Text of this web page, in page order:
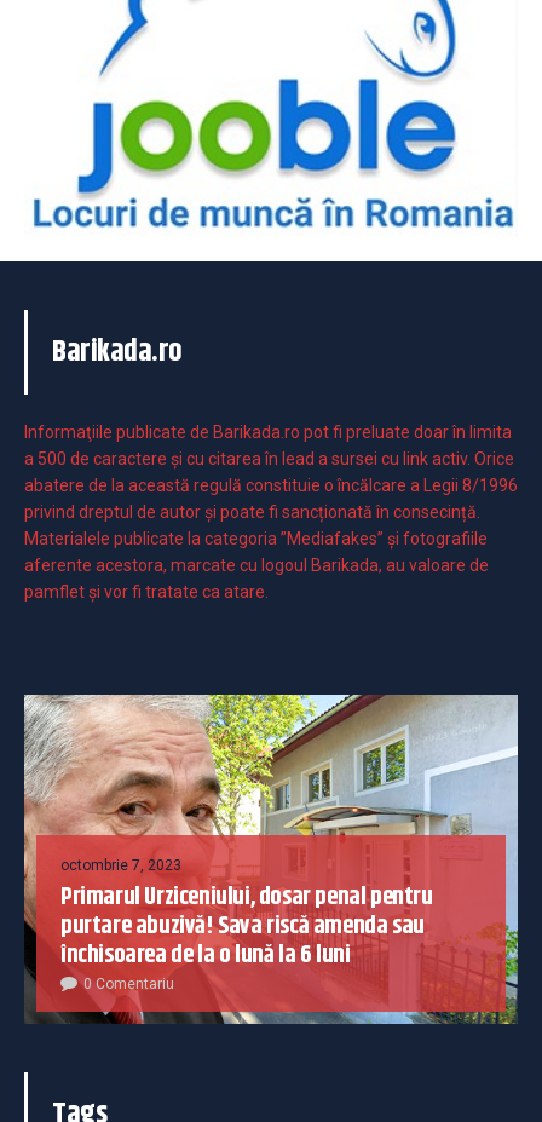
Barikada.ro
Informaţiile publicate de Barikada.ro pot fi preluate doar în limita
a 500 de caractere şi cu citarea în lead a sursei cu link activ. Orice
abatere de la această regulă constituie o încălcare a Legii 8/1996
privind dreptul de autor și poate fi sancționată în consecință.
Materialele publicate la categoria ”Mediafakes” și fotografiile
aferente acestora, marcate cu logoul Barikada, au valoare de
pamflet și vor fi tratate ca atare.
octombrie 7, 2023
Primarul Urziceniului, dosar penal pentru
purtare abuzivă! Sava riscă amenda sau
închisoarea de la o lună la 6 luni
0 Comentariu